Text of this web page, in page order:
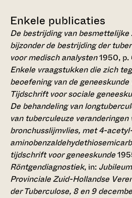
Enkele publicaties
De bestrijding van
bijzonder de bestrijding der
voor medisch analysten1950, p.
Enkele vraagstukken die zich
beoefening van de geneeskunde
Tijdschrift voor sociale
De behandeling van
van tuberculeuze veranderingen
bronchusslijmvlies, met 4-
tijdschrift voor geneeskunde
Röntgendiagnostiek, in:
Provinciale Zuid-Hollandse
der Tuberculose, 8 en 9